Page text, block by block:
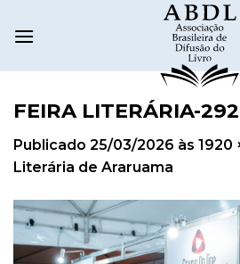
FEIRA LITERÁRIA-292
Publicado 25/03/2026 às 1920
Literária de Araruama